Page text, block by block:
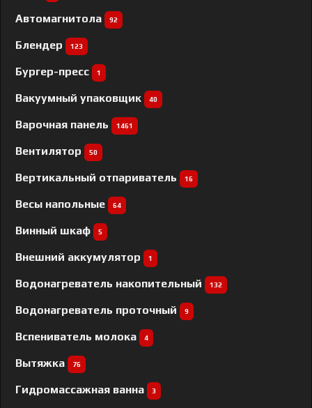
Автомагнитола 92
Блендер 123
Бургер-пресс 1
Вакуумный упаковщик 40
Варочная панель 1461
Вентилятор 50
Вертикальный отпариватель 16
Весы напольные 64
Винный шкаф 5
Внешний аккумулятор 1
Водонагреватель накопительный 132
Водонагреватель проточный 9
Вспениватель молока 4
Вытяжка 76
Гидромассажная ванна 3